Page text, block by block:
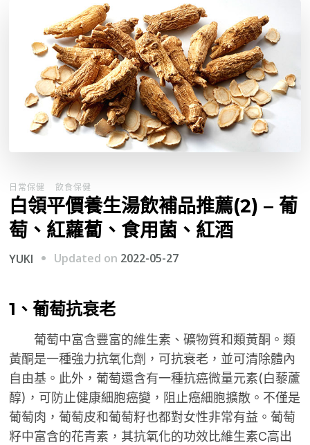
日常保健 飲食保健
白領平價養生湯飲補品推薦(2) – 葡
萄、紅蘿蔔、食用菌、紅酒
YUKI Updated on 2022-05-27
1、葡萄抗衰老
葡萄中富含豐富的維生素、礦物質和類黃酮。類
黃酮是一種強力抗氧化劑，可抗衰老，並可清除體內
自由基。此外，葡萄還含有一種抗癌微量元素(白藜蘆
醇)，可防止健康細胞癌變，阻止癌細胞擴散。不僅是
葡萄肉，葡萄皮和葡萄籽也都對女性非常有益。葡萄
籽中富含的花青素，其抗氧化的功效比維生素C高出